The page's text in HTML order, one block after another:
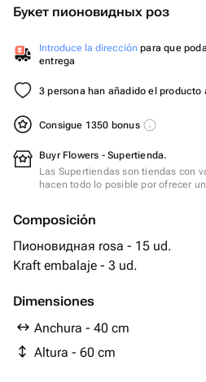
Букет пионовидных роз
Introduce la dirección para que
entrega
3 persona han añadido el producto
Consigue 1350 bonus
Buyr Flowers - Supertienda.
Las Supertiendas son tiendas con
hacen todo lo posible por ofrecer
Composición
Пионовидная rosa - 15 ud.
Kraft embalaje - 3 ud.
Dimensiones
Anchura - 40 cm
Altura - 60 cm